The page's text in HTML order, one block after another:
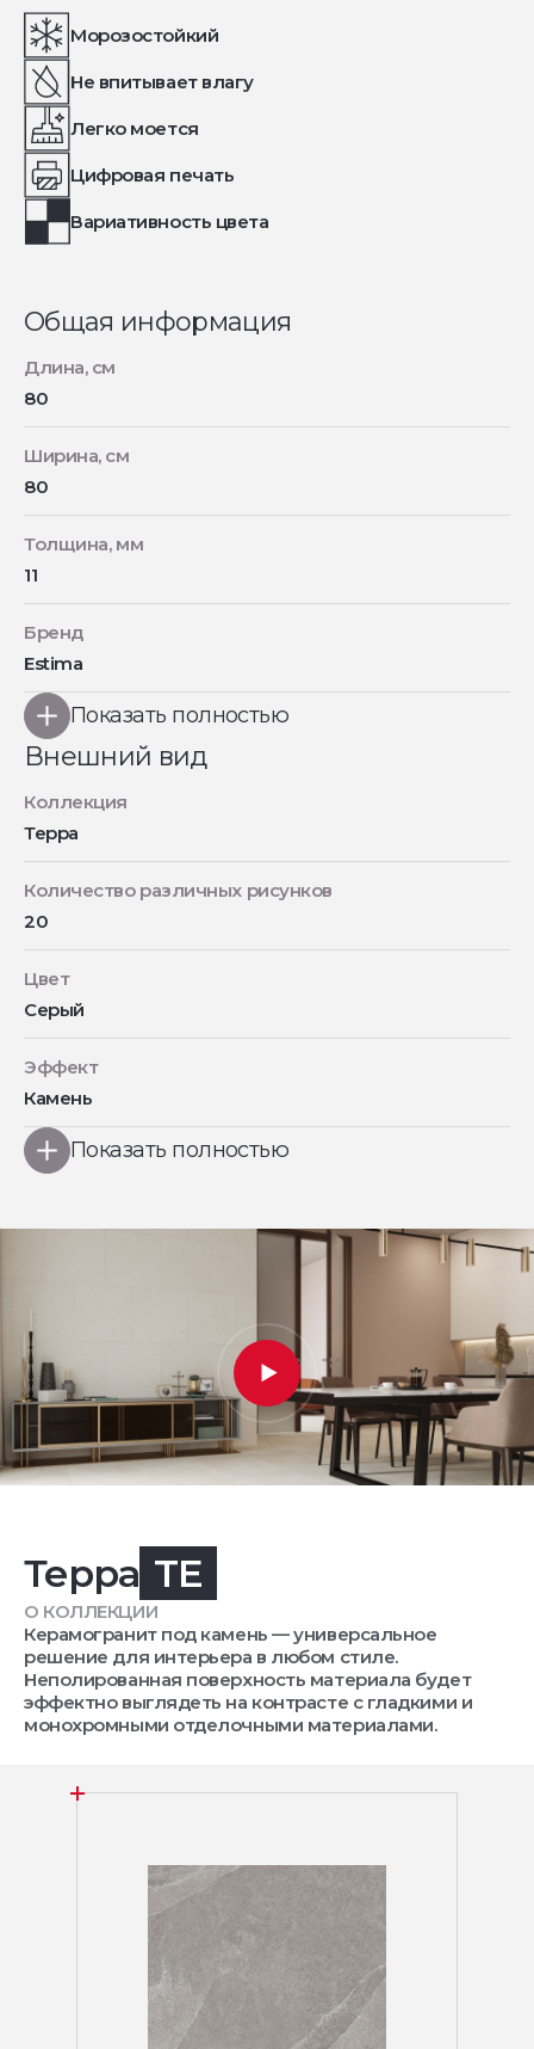
Морозостойкий
Не впитывает влагу
Легко моется
Цифровая печать
Вариативность цвета
Общая информация
Длина, см
80
Ширина, см
80
Толщина, мм
11
Бренд
Estima
Показать полностью
Внешний вид
Коллекция
Терра
Количество различных рисунков
20
Цвет
Серый
Эффект
Камень
Показать полностью
Терра TE
О КОЛЛЕКЦИИ
Керамогранит под камень — универсальное
решение для интерьера в любом стиле.
Неполированная поверхность материала будет
эффектно выглядеть на контрасте с гладкими и
монохромными отделочными материалами.